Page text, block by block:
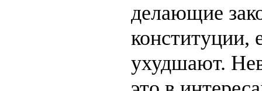
делающие
конституции,
ухудшают.